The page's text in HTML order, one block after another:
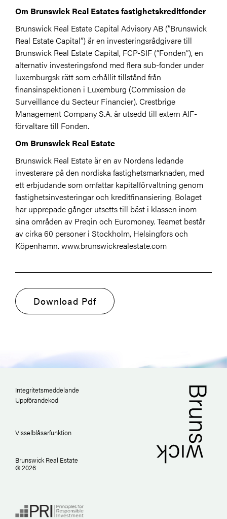
Om Brunswick Real Estates fastighetskreditfonder
Brunswick Real Estate Capital Advisory AB (”Brunswick
Real Estate Capital”) är en investeringsrådgivare till
Brunswick Real Estate Capital, FCP-SIF (”Fonden”), en
alternativ investeringsfond med flera sub-fonder under
luxemburgsk rätt som erhållit tillstånd från
finansinspektionen i Luxemburg (Commission de
Surveillance du Secteur Financier). Crestbrige
Management Company S.A. är utsedd till extern AIF-
förvaltare till Fonden.
Om Brunswick Real Estate
Brunswick Real Estate är en av Nordens ledande
investerare på den nordiska fastighetsmarknaden, med
ett erbjudande som omfattar kapitalförvaltning genom
fastighetsinvesteringar och kreditfinansiering. Bolaget
har upprepade gånger utsetts till bäst i klassen inom
sina områden av Preqin och Euromoney. Teamet består
av cirka 60 personer i Stockholm, Helsingfors och
Köpenhamn. www.brunswickrealestate.com
Download Pdf
Integritetsmeddelande
Uppförandekod
Visselblåsarfunktion
Brunswick Real Estate
© 2026